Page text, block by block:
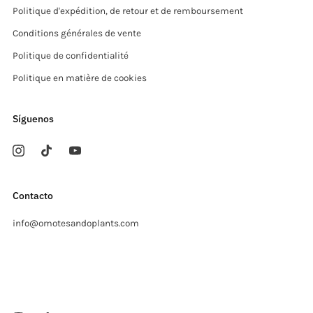
Politique d'expédition, de retour et de remboursement
Conditions générales de vente
Politique de confidentialité
Politique en matière de cookies
Síguenos
Contacto
info@omotesandoplants.com